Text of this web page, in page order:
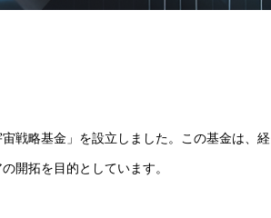
戦略基金」を設立しました。この基金は、経
開拓を目的としています。